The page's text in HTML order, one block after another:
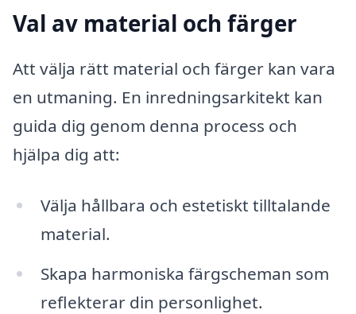
Val av material och färger
Att välja rätt material och färger kan vara
en utmaning. En inredningsarkitekt kan
guida dig genom denna process och
hjälpa dig att:
Välja hållbara och estetiskt tilltalande
material.
Skapa harmoniska färgscheman som
reflekterar din personlighet.